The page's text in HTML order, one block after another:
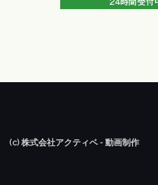
(c) 株式会社アクティベ - 動画制作